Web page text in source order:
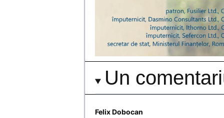
Un
Felix Dobocan